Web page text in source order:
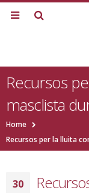
Recursos
masclista
Home
Recursos per la lluita
30